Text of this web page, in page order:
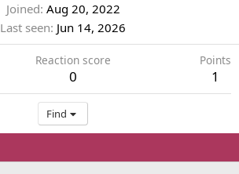
Joined Aug 20, 2022
Last seen Jun 14, 2026
Reaction score
0
Points
1
Find